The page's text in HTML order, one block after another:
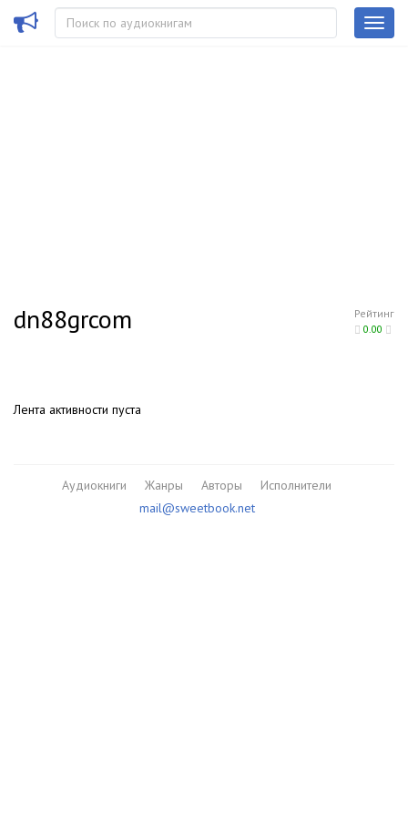
Рейтинг
0.00
dn88grcom
Лента активности пуста
Аудиокниги Жанры Авторы
Исполнители
mail@sweetbook.net